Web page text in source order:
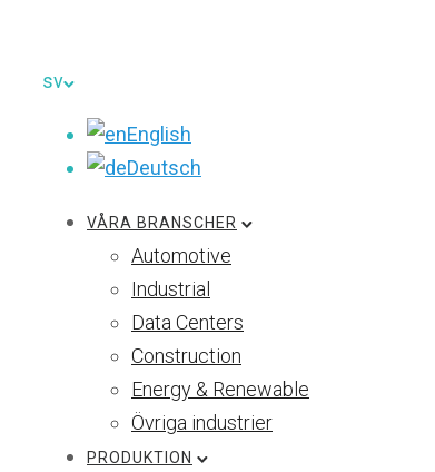
sv
English
Deutsch
VÅRA BRANSCHER
Automotive
Industrial
Data Centers
Construction
Energy & Renewable
Övriga industrier
PRODUKTION